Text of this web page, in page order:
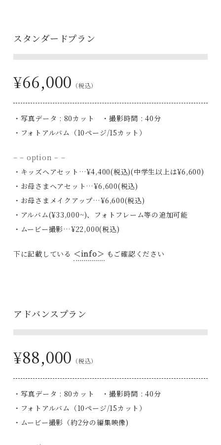
スタンダードプラン
¥66,000 （税込）
・写真データ : 80カット ・撮影時間 : 40分
・フォトアルバム（10ページ/15カット）
– – option – –
・キッズヘアセット…¥4,400(税込)(中学生以上は¥6,600)
・お母さまヘアセット…¥6,600(税込)
・お母さまメイクアップ…¥6,600(税込)
・アルバム(¥33,000~)、フォトフレーム等の追加可能
・ムービー撮影…¥22,000(税込)
下に記載している ＜info＞ もご確認ください
アドバンスプラン
¥88,000 （税込）
・写真データ : 80カット ・撮影時間 : 40分
・フォトアルバム（10ページ/15カット）
・ムービー撮影（約2分の編集映像)